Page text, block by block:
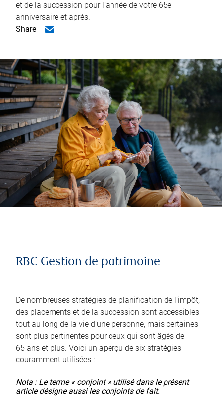
et de la succession pour l’année de votre 65e
anniversaire et après.
Share
RBC Gestion de patrimoine
De nombreuses stratégies de planification de l’impôt,
des placements et de la succession sont accessibles
tout au long de la vie d’une personne, mais certaines
sont plus pertinentes pour ceux qui sont âgés de
65 ans et plus. Voici un aperçu de six stratégies
couramment utilisées :
Nota : Le terme « conjoint » utilisé dans le présent
article désigne aussi les conjoints de fait.